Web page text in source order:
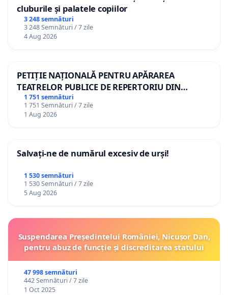
cluburile și palatele copiilor
3 248 semnături
3 248 Semnături / 7 zile
4 Aug 2026
PETIȚIE NAȚIONALĂ PENTRU APĂRAREA
TEATRELOR PUBLICE DE REPERTORIU DIN
ROMÂNIA
1 751 semnături
1 751 Semnături / 7 zile
1 Aug 2026
Salvați-ne de numărul excesiv de urși!
1 530 semnături
1 530 Semnături / 7 zile
5 Aug 2026
Suspendarea Președintelui României, Nicușor Dan,
pentru abuz de funcție și discreditarea statului
47 998 semnături
442 Semnături / 7 zile
1 Oct 2025